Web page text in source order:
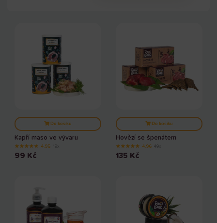
Do košíku
Kapří maso ve vývaru
★★★★★ 4.95 19x
99 Kč
Do košíku
Hovězí se špenátem
★★★★★ 4.96 49x
135 Kč